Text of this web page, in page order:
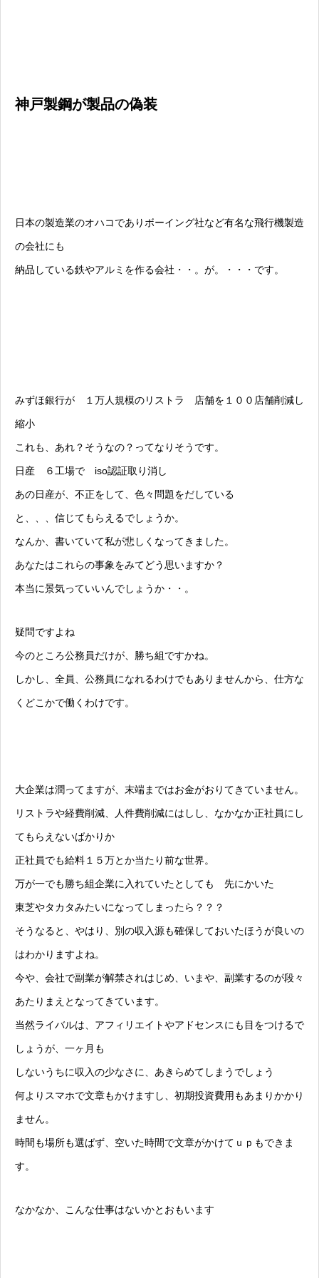
神戸製鋼が製品の偽装
日本の製造業のオハコでありボーイング社など有名な飛行機製造
の会社にも
納品している鉄やアルミを作る会社・・。が。・・・です。
みずほ銀行が １万人規模のリストラ 店舗を１００店舗削減し
縮小
これも、あれ？そうなの？ってなりそうです。
日産 ６工場で iso認証取り消し
あの日産が、不正をして、色々問題をだしている
と、、、信じてもらえるでしょうか。
なんか、書いていて私が悲しくなってきました。
あなたはこれらの事象をみてどう思いますか？
本当に景気っていいんでしょうか・・。
疑問ですよね
今のところ公務員だけが、勝ち組ですかね。
しかし、全員、公務員になれるわけでもありませんから、仕方な
くどこかで働くわけです。
大企業は潤ってますが、末端まではお金がおりてきていません。
リストラや経費削減、人件費削減にはしし、なかなか正社員にし
てもらえないばかりか
正社員でも給料１５万とか当たり前な世界。
万が一でも勝ち組企業に入れていたとしても 先にかいた
東芝やタカタみたいになってしまったら？？？
そうなると、やはり、別の収入源も確保しておいたほうが良いの
はわかりますよね。
今や、会社で副業が解禁されはじめ、いまや、副業するのが段々
あたりまえとなってきています。
当然ライバルは、アフィリエイトやアドセンスにも目をつけるで
しょうが、一ヶ月も
しないうちに収入の少なさに、あきらめてしまうでしょう
何よりスマホで文章もかけますし、初期投資費用もあまりかかり
ません。
時間も場所も選ばず、空いた時間で文章がかけてｕｐもできま
す。
なかなか、こんな仕事はないかとおもいます